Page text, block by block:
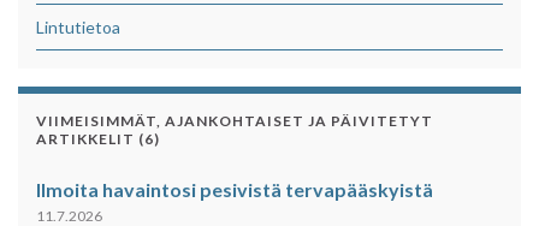
Lintutietoa
VIIMEISIMMÄT, AJANKOHTAISET JA PÄIVITETYT
ARTIKKELIT (6)
Ilmoita havaintosi pesivistä tervapääskyistä
11.7.2026